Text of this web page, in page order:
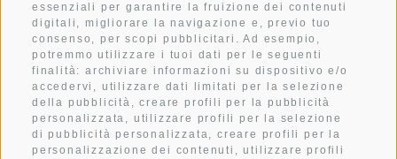
essenziali per garantire la fruizione dei contenuti
digitali, migliorare la navigazione e, previo tuo
consenso, per scopi pubblicitari. Ad esempio,
potremmo utilizzare i tuoi dati per le seguenti
finalità: archiviare informazioni su dispositivo e/o
accedervi, utilizzare dati limitati per la selezione
della pubblicità, creare profili per la pubblicità
personalizzata, utilizzare profili per la selezione
di pubblicità personalizzata, creare profili per la
personalizzazione dei contenuti, utilizzare profili
Via al Ponte dei Corrieri 1
I-39038 San Candido
Alto Adige . Dolomiti
METEO